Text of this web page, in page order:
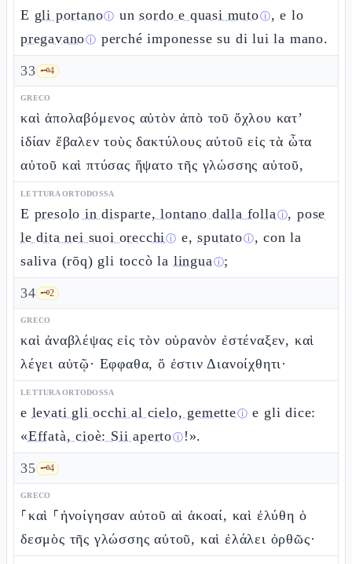
E gli portanoⓘ unsordo e quasi mutoⓘ, e lo
pregavanoⓘ perché imponesse su di lui la mano.
33 🗝️4
GRECO
καὶ ἀπολαβόμενος αὐτὸν ἀπὸ τοῦ ὄχλου κατ’
ἰδίαν ἔβαλεν τοὺς δακτύλους αὐτοῦ εἰς τὰ ὦτα
αὐτοῦ καὶ πτύσας ἥψατο τῆς γλώσσης αὐτοῦ,
LETTURA ORTODOSSA
E presolo in disparte, lontano dalla follaⓘ,pose
le dita nei suoi orecchiⓘ e,sputatoⓘ, con la
saliva (rōq) gli toccò la linguaⓘ;
34 🗝️2
GRECO
καὶ ἀναβλέψας εἰς τὸν οὐρανὸν ἐστέναξεν, καὶ
λέγει αὐτῷ· Εφφαθα, ὅ ἐστιν Διανοίχθητι·
LETTURA ORTODOSSA
e levati gli occhi al cielo, gemetteⓘ e gli dice:
«Effatà, cioè: Sii apertoⓘ !».
35 🗝️4
GRECO
⸀καὶ ⸀ἠνοίγησαν αὐτοῦ αἱ ἀκοαί, καὶ ἐλύθη ὁ
δεσμὸς τῆς γλώσσης αὐτοῦ, καὶ ἐλάλει ὀρθῶς·